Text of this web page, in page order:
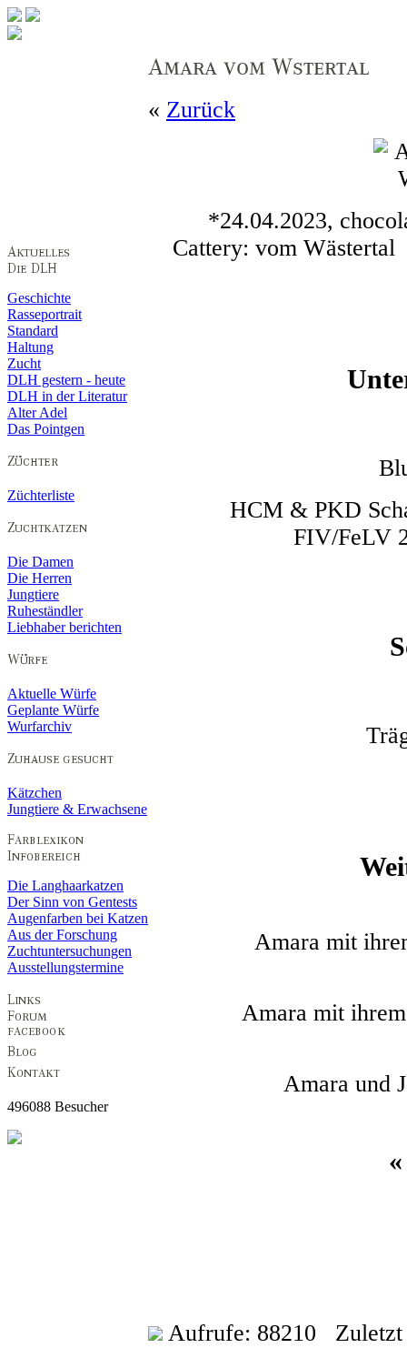
Geschichte
Rasseportrait
Standard
Haltung
Zucht
DLH gestern - heute
DLH in der Literatur
Alter Adel
Das Pointgen
Züchterliste
Die Damen
Die Herren
Jungtiere
Ruheständler
Liebhaber berichten
Aktuelle Würfe
Geplante Würfe
Wurfarchiv
Kätzchen
Jungtiere & Erwachsene
Die Langhaarkatzen
Der Sinn von Gentests
Augenfarben bei Katzen
Aus der Forschung
Zuchtuntersuchungen
Ausstellungstermine
496088 Besucher
« Zurück
*24.04.2023,
Cattery: vom
HCM & PKD
FIV/FeLV
Amara mit
Amara mit
Amara und
Aufrufe: 88210 Zuletzt